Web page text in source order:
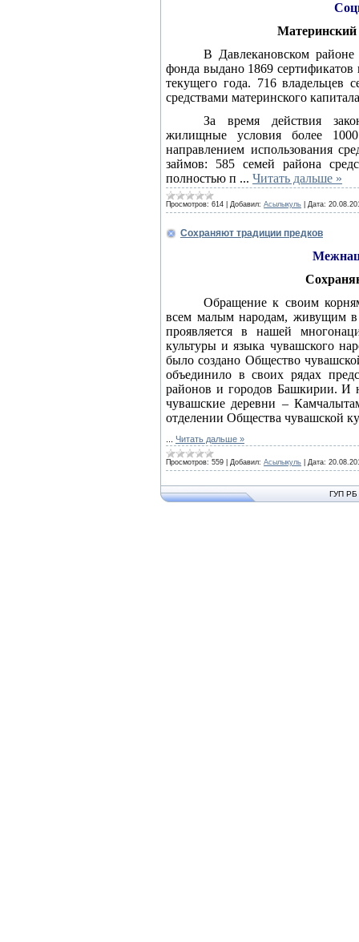
Материнский
В Давлекановском
фонда выдано 1869 сертификатов
текущего года. 716 владельцев
средствами материнского
За время действия
жилищные условия более
направлением использования
займов: 585 семей района
полностью п ... Читать дальше »
Просмотров: 614 Добавил: Асылыкуль Дата:
Сохраняют традиции предков
Обращение к своим
всем малым народам, живущим в
проявляется в нашей
культуры и языка чувашского
было создано Общество
объединило в своих рядах
районов и городов Башкирии. И
чувашские деревни –
отделении Общества чувашской
Читать дальше »
Просмотров: 559 Добавил: Асылыкуль Дата:
ГУП РБ